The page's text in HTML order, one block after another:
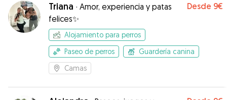
Triana · Amor, experiencia y patas
felices✨
Desde 9€
Alojamiento para perros
Paseo de perros
Guardería canina
Camas